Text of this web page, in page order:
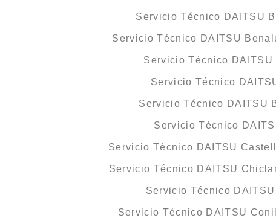
Servicio Técnico DAITSU
Servicio Técnico DAITSU
Servicio Técnico DAITSU
Servicio Técnico
Servicio Técnico DAITSU
Servicio Técnico
Servicio Técnico DAITSU
Servicio Técnico DAITSU
Servicio Técnico
Servicio Técnico DAITSU